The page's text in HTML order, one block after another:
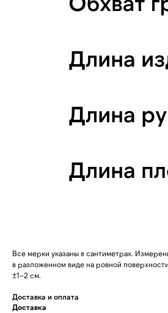
Все мерки указаны в сантиметрах.
в разложенном виде на ровной
±1–2 см.
Доставка и оплата
Доставка